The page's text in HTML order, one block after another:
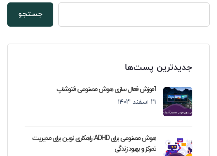
جستجو
جدیدترین پست‌ها
آموزش فعال سازی هوش مصنوعی فتوشاپ
۲۱ اسفند ۱۴۰۳
هوش مصنوعی برای ADHD: راهکاری نوین برای مدیریت
تمرکز و بهبود زندگی